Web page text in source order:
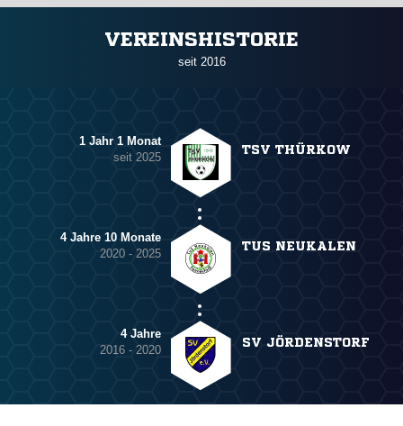
VEREINSHISTORIE
seit 2016
1 Jahr 1 Monat
seit 2025
TSV THÜRKOW
4 Jahre 10 Monate
2020 - 2025
TUS NEUKALEN
4 Jahre
2016 - 2020
SV JÖRDENSTORF